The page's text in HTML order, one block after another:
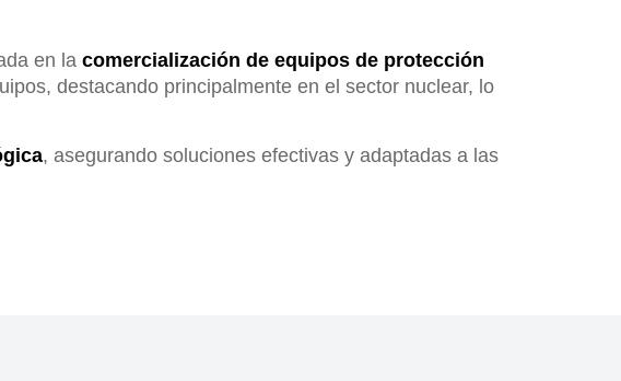
en la comercialización de equipos de protección
destacando principalmente en el sector nuclear, lo
, asegurando soluciones efectivas y adaptadas a las